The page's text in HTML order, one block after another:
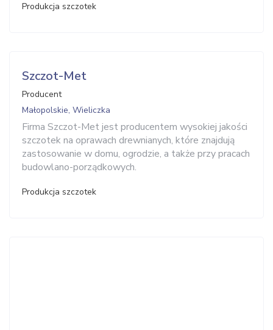
Produkcja szczotek
Szczot-Met
Producent
Małopolskie, Wieliczka
Firma Szczot-Met jest producentem wysokiej jakości
szczotek na oprawach drewnianych, które znajdują
zastosowanie w domu, ogrodzie, a także przy pracach
budowlano-porządkowych.
Produkcja szczotek